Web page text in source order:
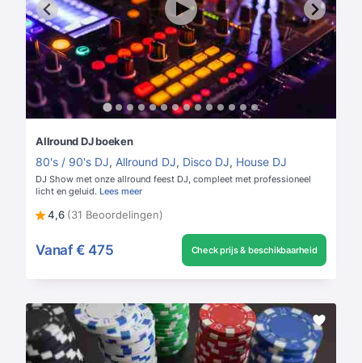
Allround DJ boeken
80's / 90's DJ, Allround DJ, Disco DJ, House DJ
DJ Show met onze allround feest DJ, compleet met professioneel
licht en geluid. Lees meer
4,6 (31 Beoordelingen)
Vanaf € 475 Check prijs & beschikbaarheid